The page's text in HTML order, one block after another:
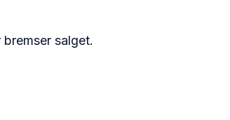
salget.